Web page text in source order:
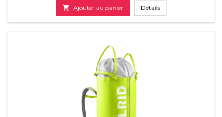
 Ajouter au panier Détails